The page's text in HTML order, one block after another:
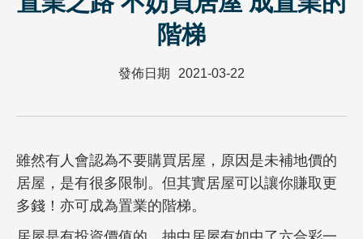
階梯
發佈日期 2021-03-22
雖然有人會認為不要購買居屋，原因是未補地價的
居屋，是有很多限制。但其實居屋可以讓你賺取更
多錢！亦可成為置業的階梯。